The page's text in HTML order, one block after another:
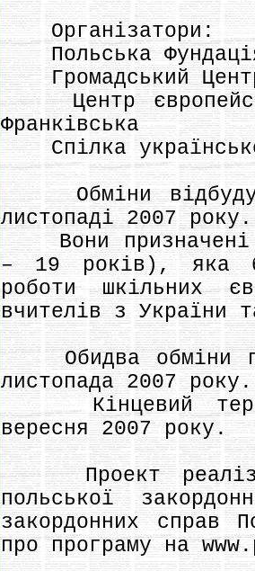
Організатори:
Польська
Громадський Центр
Центр
Франківська
Спілка
Обміни
листопаді 2007 року.
Вони призначені
– 19 років), яка
роботи шкільних
вчителів з України
Обидва обміни
листопада 2007 року.
Кінцевий
вересня 2007 року.
Проект
польської
закордонних справ
про програму на